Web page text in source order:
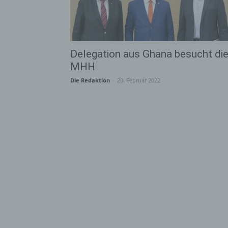
Delegation aus Ghana besucht die
MHH
Die Redaktion 20. Februar 2022